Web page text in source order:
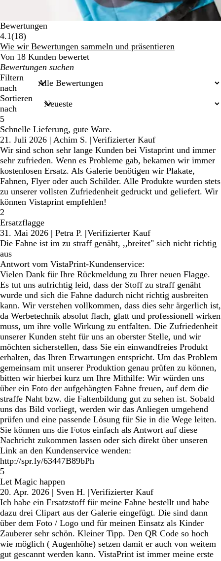
Bewertungen
4.1(1818
Bewertungen
)
Wie wir Bewertungen sammeln und präsentieren
Von 18 Kunden bewertet
Meine
Sucheingaben
Filtern
nach
Sortieren
nach
5
Schnelle Lieferung, gute Ware.
21. Juli 2026 | Achim S. |Verifizierter Kauf
Wir sind schon sehr lange Kunden bei Vistaprint und immer
sehr zufrieden. Wenn es Probleme gab, bekamen wir immer
kostenlosen Ersatz. Als Galerie benötigen wir Plakate,
Fahnen, Flyer oder auch Schilder. Alle Produkte wurden stets
zu unserer vollsten Zufriedenheit gedruckt und geliefert. Wir
können Vistaprint empfehlen!
2
Ersatzflagge
31. Mai 2026 | Petra P. |Verifizierter Kauf
Die Fahne ist im zu straff genäht, ,,breitet" sich nicht richtig
aus
Antwort vom VistaPrint-Kundenservice:
Vielen Dank für Ihre Rückmeldung zu Ihrer neuen Flagge.
Es tut uns aufrichtig leid, dass der Stoff zu straff genäht
wurde und sich die Fahne dadurch nicht richtig ausbreiten
kann. Wir verstehen vollkommen, dass dies sehr ärgerlich ist,
da Werbetechnik absolut flach, glatt und professionell wirken
muss, um ihre volle Wirkung zu entfalten. Die Zufriedenheit
unserer Kunden steht für uns an oberster Stelle, und wir
möchten sicherstellen, dass Sie ein einwandfreies Produkt
erhalten, das Ihren Erwartungen entspricht. Um das Problem
gemeinsam mit unserer Produktion genau prüfen zu können,
bitten wir hierbei kurz um Ihre Mithilfe: Wir würden uns
über ein Foto der aufgehängten Fahne freuen, auf dem die
straffe Naht bzw. die Faltenbildung gut zu sehen ist. Sobald
uns das Bild vorliegt, werden wir das Anliegen umgehend
prüfen und eine passende Lösung für Sie in die Wege leiten.
Sie können uns die Fotos einfach als Antwort auf diese
Nachricht zukommen lassen oder sich direkt über unseren
Link an den Kundenservice wenden:
http://spr.ly/63447B89bPh
5
Let Magic happen
20. Apr. 2026 | Sven H. |Verifizierter Kauf
Ich habe ein Ersatzstoff für meine Fahne bestellt und habe
dazu drei Clipart aus der Galerie eingefügt. Die sind dann
über dem Foto / Logo und für meinen Einsatz als Kinder
Zauberer sehr schön. Kleiner Tipp. Den QR Code so hoch
wie möglich ( Augenhöhe) setzen damit er auch von weitem
gut gescannt werden kann. VistaPrint ist immer meine erste